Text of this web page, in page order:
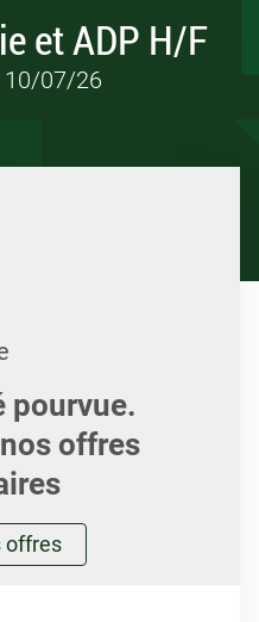
et ADP H/F
10/07/26
pourvue.
offres
offres